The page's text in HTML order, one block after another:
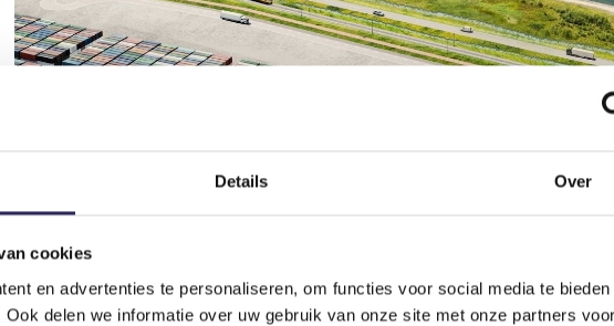
Details Over
cookies
en advertenties te personaliseren, om functies voor social media te bieden
delen we informatie over uw gebruik van onze site met onze partners
Spoor
Er komt een met
vlakbij de nieuwe containerterminals. Zo kan de werking
worden.